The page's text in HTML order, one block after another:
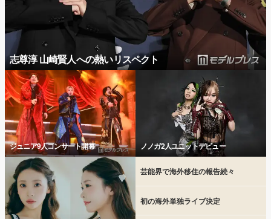
志尊淳 山崎賢人への熱いリスペクト
ジュニア9人コンサート開幕 ノノガ2人ユニットデビュー
芸能界で海外移住の報告続々
初の海外単独ライブ決定